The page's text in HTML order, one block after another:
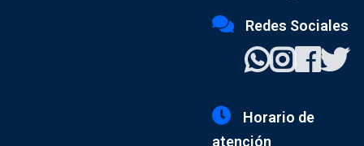
Redes Sociales
Horario de
atención